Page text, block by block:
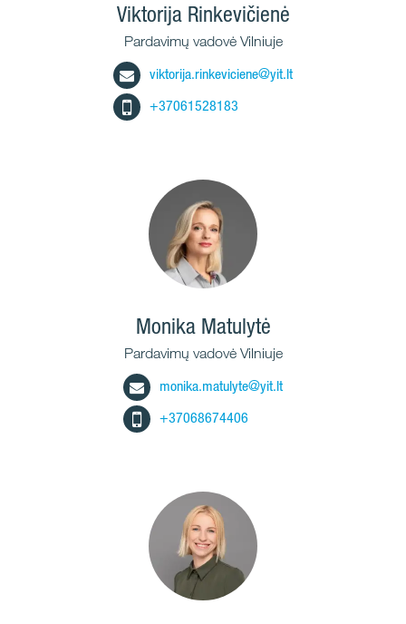
Viktorija Rinkevičienė
Pardavimų vadovė Vilniuje
viktorija.rinkeviciene@yit.lt
+37061528183
Monika Matulytė
Pardavimų vadovė Vilniuje
monika.matulyte@yit.lt
+37068674406